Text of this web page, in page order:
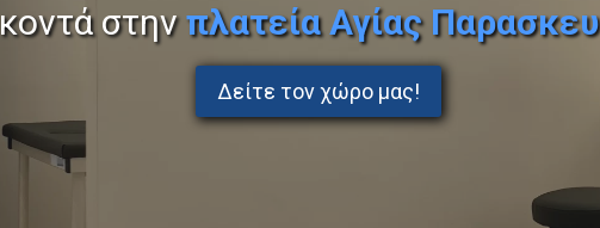
κοντά στηνπλατείαΑγίας
Δείτε τον χώρο μας!